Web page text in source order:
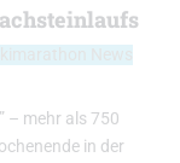
– mehr als 750
in der